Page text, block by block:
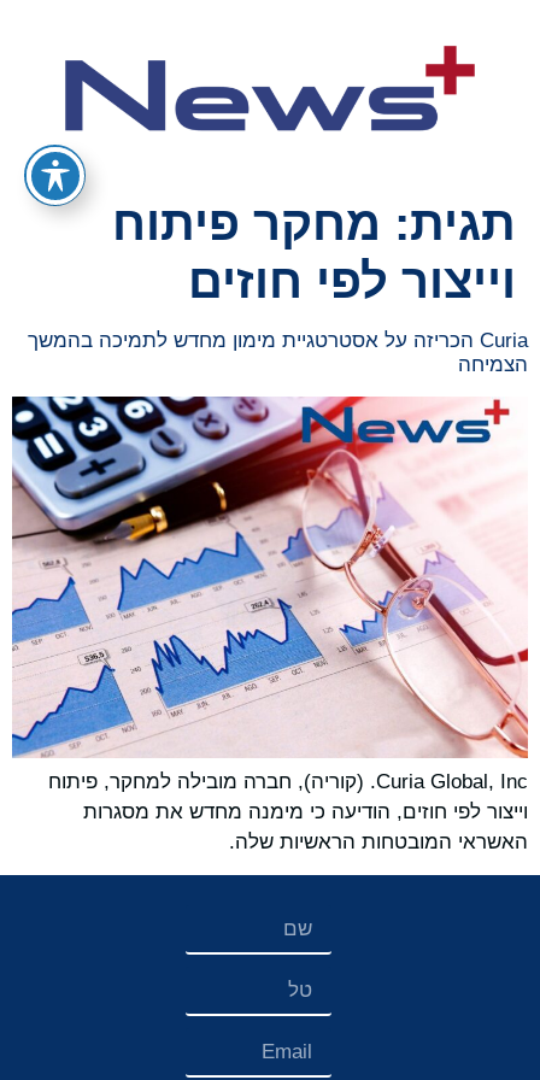
תגית: מחקר פיתוח
וייצור לפי חוזים
Curia הכריזה על אסטרטגיית מימון מחדש לתמיכה בהמשך
הצמיחה
Curia Global, Inc. (קוריה), חברה מובילה למחקר, פיתוח
וייצור לפי חוזים, הודיעה כי מימנה מחדש את מסגרות
האשראי המובטחות הראשיות שלה.